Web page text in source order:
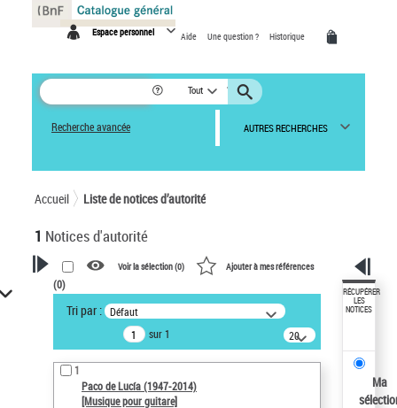
Espace personnel Aide Une question ? Historique
Tout
Recherche avancée AUTRES RECHERCHES
Accueil Liste de notices d’autorité
1 Notices d'autorité
VOTRE RECHERCHE
Recherche avancée dans les
notices d’autorité
Œuvres liées à l'auteur :
Paco de Lucía (1947-2014)
Sauvegarder votre recherche
Voir la sélection (0) Ajouter à mes références
(0)
Tri par : Défaut
sur 1
20
résultats/page
1
Paco de Lucía (1947-2014)
[Musique pour guitare]
RÉCUPÉRER
LES
NOTICES
Ma
Panneau de gestion des cookies